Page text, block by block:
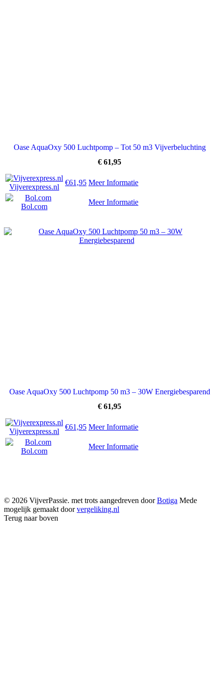
Oase AquaOxy 500 Luchtpomp – Tot 50 m3 Vijverbeluchting
€ 61,95
Vijverexpress.nl
€61,95 Meer Informatie
Bol.com
Meer Informatie
Oase AquaOxy 500 Luchtpomp 50 m3 – 30W Energiebesparend
€ 61,95
Vijverexpress.nl
€61,95 Meer Informatie
Bol.com
Meer Informatie
© 2026 VijverPassie. met trots aangedreven doorBotiga Mede
mogelijk gemaakt doorvergeliking.nl
Terug naar boven